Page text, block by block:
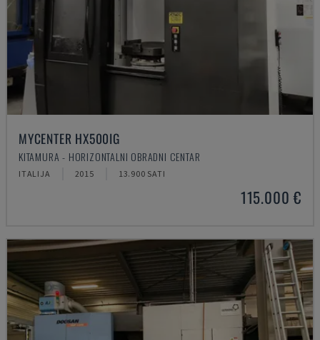
MYCENTER HX500IG
KITAMURA - HORIZONTALNI OBRADNI CENTAR
ITALIJA 2015 13.900 SATI
115.000 €